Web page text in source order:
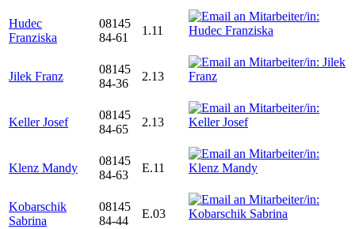
Hudec
Franziska
08145
84-61
1.11
Jilek Franz
08145
84-36
2.13
Keller Josef
08145
84-65
2.13
Klenz Mandy
08145
84-63
E.11
Kobarschik
Sabrina
08145
84-44
E.03